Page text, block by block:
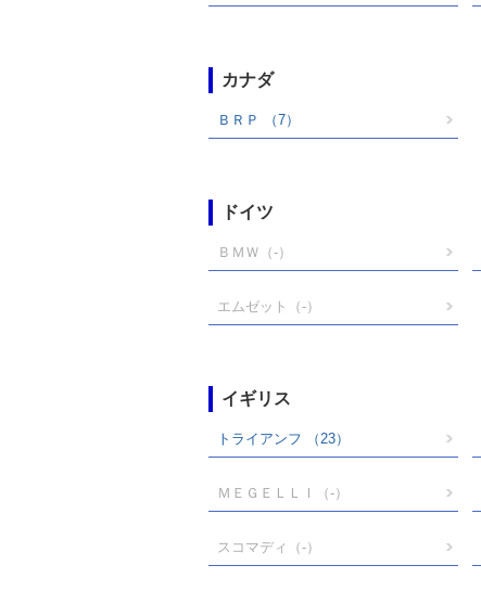
カナダ
ＢＲＰ （7）
ドイツ
ＢＭＷ （-）
エムゼット （-）
イギリス
トライアンフ （23）
ＭＥＧＥＬＬＩ （-）
スコマディ （-）